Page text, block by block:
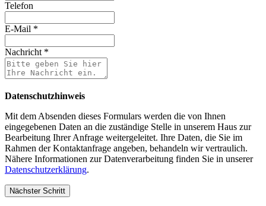
Telefon
E-Mail *
Nachricht *
Datenschutzhinweis
Mit dem Absenden dieses Formulars werden die von Ihnen
eingegebenen Daten an die zuständige Stelle in unserem Haus zur
Bearbeitung Ihrer Anfrage weitergeleitet. Ihre Daten, die Sie im
Rahmen der Kontaktanfrage angeben, behandeln wir vertraulich.
Nähere Informationen zur Datenverarbeitung finden Sie in unserer
Datenschutzerklärung.
Nächster Schritt